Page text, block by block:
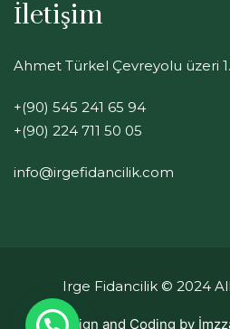
İletişim
Ahmet Türkel Çevreyolu üzeri
+(90) 545 241 65 94
+(90) 224 711 50 05
info@irgefidancilik.com
Irge Fidancilik © 2024
Design and Coding by